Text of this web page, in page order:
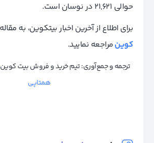
حوالی 21,621 در نوسان است.
برای اطلاع از آخرین اخبار بیتکوین، به مقاله
کوینمراجعه نمایید.
ترجمه و جمع‌آوری: تیم خرید و فروش بیت کوین
همتاپی